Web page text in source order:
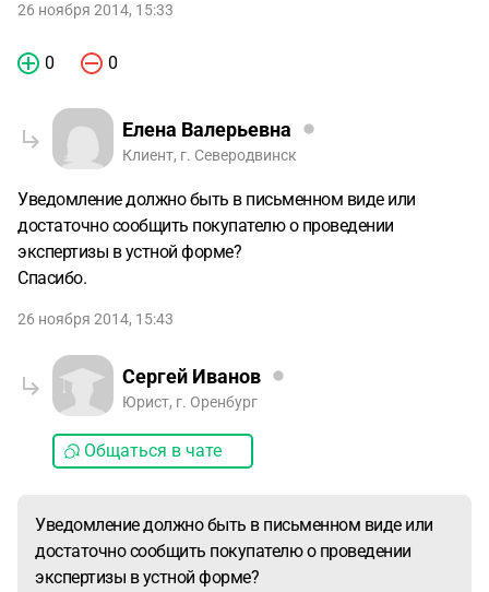
26 ноября 2014, 15:33
0 0
Елена Валерьевна
Клиент, г. Северодвинск
Уведомление должно быть в письменном виде или
достаточно сообщить покупателю о проведении
экспертизы в устной форме?
Спасибо.
26 ноября 2014, 15:43
Сергей Иванов
Юрист, г. Оренбург
Общаться в чате
Уведомление должно быть в письменном виде или
достаточно сообщить покупателю о проведении
экспертизы в устной форме?